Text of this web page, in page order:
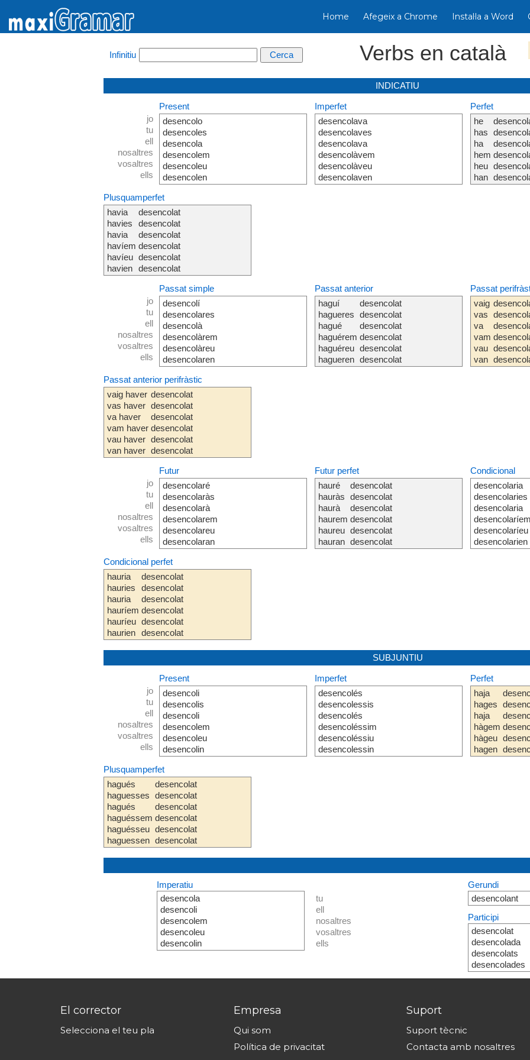
Home Afegeix a Chrome Instal·la a Word
Infinitiu Verbs en català
INDICATIU
jo
tu
ell
nosaltres
vosaltres
ells
Present
desencolo
desencoles
desencola
desencolem
desencoleu
desencolen
Imperfet
desencolava
desencolaves
desencolava
desencolàvem
desencolàveu
desencolaven
Perfet
he
has
ha
hem
heu
han
Plusquamperfet
havia
havies
havia
havíem
havíeu
havien
desencolat
desencolat
desencolat
desencolat
desencolat
desencolat
jo
tu
ell
nosaltres
vosaltres
ells
Passat simple
desencolí
desencolares
desencolà
desencolàrem
desencolàreu
desencolaren
Passat anterior
haguí
hagueres
hagué
haguérem
haguéreu
hagueren
desencolat
desencolat
desencolat
desencolat
desencolat
desencolat
Passat
vaig
vas
va
vam
vau
van
Passat anterior perifràstic
vaig haver
vas haver
va haver
vam haver
vau haver
van haver
desencolat
desencolat
desencolat
desencolat
desencolat
desencolat
jo
tu
ell
nosaltres
vosaltres
ells
Futur
desencolaré
desencolaràs
desencolarà
desencolarem
desencolareu
desencolaran
Futur perfet
hauré
hauràs
haurà
haurem
haureu
hauran
desencolat
desencolat
desencolat
desencolat
desencolat
desencolat
Condicional
desencolaria
desencolaries
desencolaria
desencolaríem
desencolaríeu
desencolarien
Condicional perfet
hauria
hauries
hauria
hauríem
hauríeu
haurien
desencolat
desencolat
desencolat
desencolat
desencolat
desencolat
SUBJUNTIU
jo
tu
ell
nosaltres
vosaltres
ells
Present
desencoli
desencolis
desencoli
desencolem
desencoleu
desencolin
Imperfet
desencolés
desencolessis
desencolés
desencoléssim
desencoléssiu
desencolessin
Perfet
haja
hages
haja
hàgem
hàgeu
hagen
Plusquamperfet
hagués
haguesses
hagués
haguéssem
haguésseu
haguessen
desencolat
desencolat
desencolat
desencolat
desencolat
desencolat
Imperatiu
desencola
desencoli
desencolem
desencoleu
desencolin
tu
ell
nosaltres
vosaltres
ells
Gerundi
desencolant
Participi
desencolat
desencolada
desencolats
desencolades
El corrector
Selecciona el teu pla
Empresa
Qui som
Política de privacitat
Suport
Suport tècnic
Contacta amb nosaltres